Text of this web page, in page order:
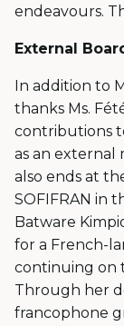
endeavours.
External
In addition to
thanks Ms.
contributions
as an external
also ends at
SOFIFRAN in
Batware
for a French-
continuing on
Through her
francophone